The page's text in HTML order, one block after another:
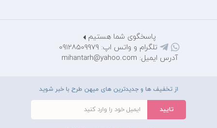
پاسخگوی شما هستیم
تلگرام و واتس اپ: 09128509979
آدرس ایمیل: mihantarh@yahoo.com
از تخفیف ها و جدیدترین های میهن طرح با خبر شوید